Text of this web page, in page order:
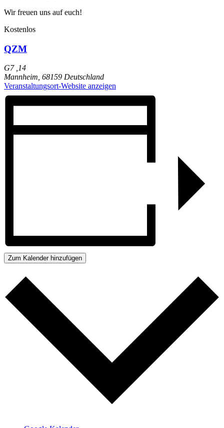
Wir freuen uns auf euch!
Kostenlos
QZM
G7 ,14
Mannheim 68159 Deutschland
Veranstaltungsort-Website anzeigen
Zum Kalender hinzufügen